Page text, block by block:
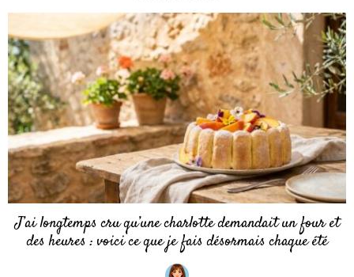
J’ai longtemps cru qu’une charlotte demandait un four et
des heures : voici ce que je fais désormais chaque été